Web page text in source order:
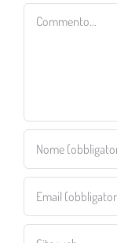
Commento